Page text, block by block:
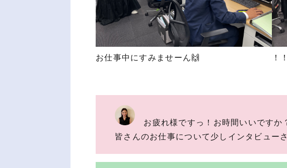
お仕事中にすみませーん🙌 ！
お疲れ様ですっ！お時間いいですか
皆さんのお仕事について少しインタビュ